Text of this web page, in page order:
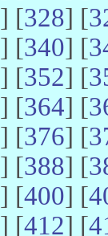
] [328] [
] [340] [
] [352] [
] [364] [
] [376] [
] [388] [
] [400] [
] [412] [